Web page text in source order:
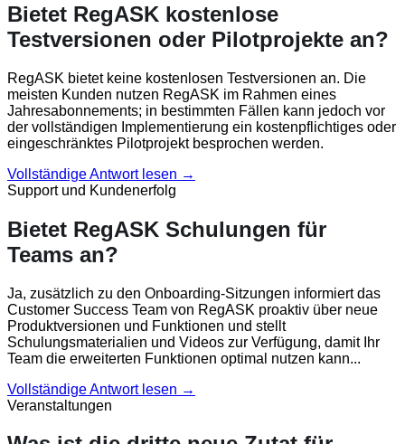
Bietet RegASK kostenlose
Testversionen oder Pilotprojekte an?
RegASK bietet keine kostenlosen Testversionen an. Die
meisten Kunden nutzen RegASK im Rahmen eines
Jahresabonnements; in bestimmten Fällen kann jedoch vor
der vollständigen Implementierung ein kostenpflichtiges oder
eingeschränktes Pilotprojekt besprochen werden.
Vollständige Antwort lesen →
Support und Kundenerfolg
Bietet RegASK Schulungen für
Teams an?
Ja, zusätzlich zu den Onboarding-Sitzungen informiert das
Customer Success Team von RegASK proaktiv über neue
Produktversionen und Funktionen und stellt
Schulungsmaterialien und Videos zur Verfügung, damit Ihr
Team die erweiterten Funktionen optimal nutzen kann...
Vollständige Antwort lesen →
Veranstaltungen